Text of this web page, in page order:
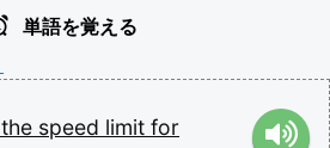
単語を覚える
the speed limit for